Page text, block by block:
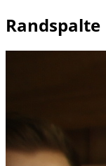
Randspalte